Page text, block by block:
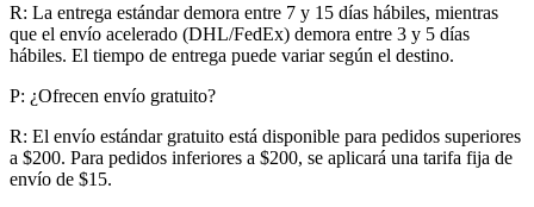
R: La entrega estándar demora entre 7 y 15 días hábiles, mientras
que el envío acelerado (DHL/FedEx) demora entre 3 y 5 días
hábiles. El tiempo de entrega puede variar según el destino.
P: ¿Ofrecen envío gratuito?
R: El envío estándar gratuito está disponible para pedidos superiores
a $200. Para pedidos inferiores a $200, se aplicará una tarifa fija de
envío de $15.